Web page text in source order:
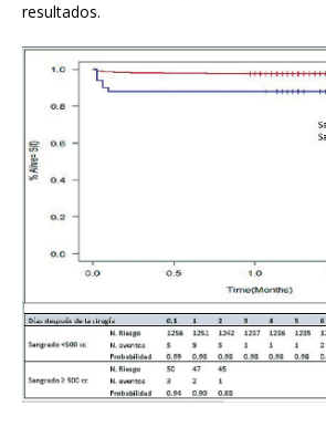
resultados.